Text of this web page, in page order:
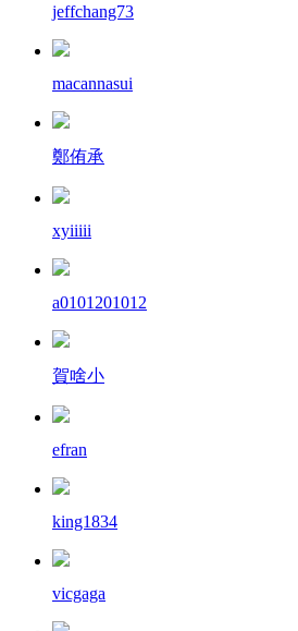
jeffchang73
macannasui
鄭侑承
xyiiiii
a0101201012
賀啥小
efran
king1834
vicgaga